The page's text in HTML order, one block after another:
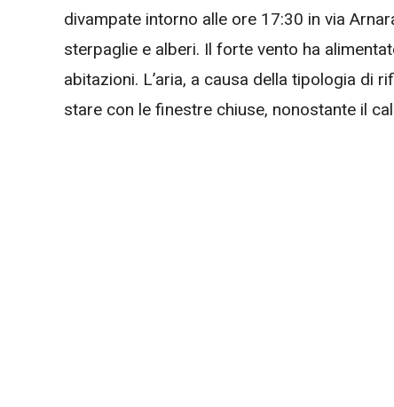
divampate intorno alle ore 17:30 in via
sterpaglie e alberi. Il forte vento ha
abitazioni. L’aria, a causa della tipologia di
stare con le finestre chiuse, nonostante il